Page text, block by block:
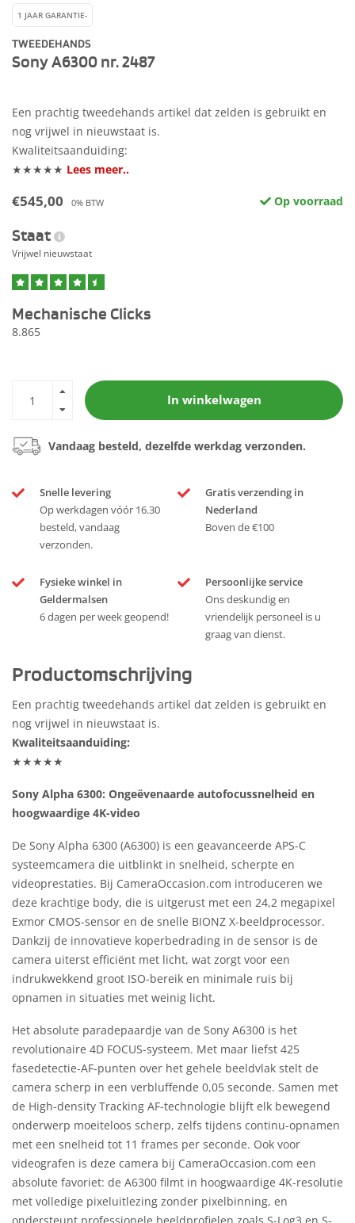
1 JAAR GARANTIE-
TWEEDEHANDS
Sony A6300 nr. 2487
Een prachtig tweedehands artikel dat zelden is gebruikt en
nog vrijwel in nieuwstaat is.
Kwaliteitsaanduiding:
★★★★★ Lees meer..
€545,00 0% BTW Op voorraad
Staat
Vrijwel nieuwstaat
Mechanische Clicks
8.865
In winkelwagen
Vandaag besteld, dezelfde werkdag verzonden.
Snelle levering
Op werkdagen vóór 16.30
besteld, vandaag
verzonden.
Gratis verzending in
Nederland
Boven de €100
Fysieke winkel in
Geldermalsen
6 dagen per week geopend!
Persoonlijke service
Ons deskundig en
vriendelijk personeel is u
graag van dienst.
Productomschrijving
Een prachtig tweedehands artikel dat zelden is gebruikt en
nog vrijwel in nieuwstaat is.
Kwaliteitsaanduiding:
★★★★★
Sony Alpha 6300: Ongeëvenaarde autofocussnelheid en
hoogwaardige 4K-video
De Sony Alpha 6300 (A6300) is een geavanceerde APS-C
systeemcamera die uitblinkt in snelheid, scherpte en
videoprestaties. Bij CameraOccasion.com introduceren we
deze krachtige body, die is uitgerust met een 24,2 megapixel
Exmor CMOS-sensor en de snelle BIONZ X-beeldprocessor.
Dankzij de innovatieve koperbedrading in de sensor is de
camera uiterst efficiënt met licht, wat zorgt voor een
indrukwekkend groot ISO-bereik en minimale ruis bij
opnamen in situaties met weinig licht.
Het absolute paradepaardje van de Sony A6300 is het
revolutionaire 4D FOCUS-systeem. Met maar liefst 425
fasedetectie-AF-punten over het gehele beeldvlak stelt de
camera scherp in een verbluffende 0,05 seconde. Samen met
de High-density Tracking AF-technologie blijft elk bewegend
onderwerp moeiteloos scherp, zelfs tijdens continu-opnamen
met een snelheid tot 11 frames per seconde. Ook voor
videografen is deze camera bij CameraOccasion.com een
absolute favoriet: de A6300 filmt in hoogwaardige 4K-resolutie
met volledige pixeluitlezing zonder pixelbinning, en
ondersteunt professionele beeldprofielen zoals S-Log3 en S-